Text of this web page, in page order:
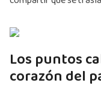
Los puntos
corazón del